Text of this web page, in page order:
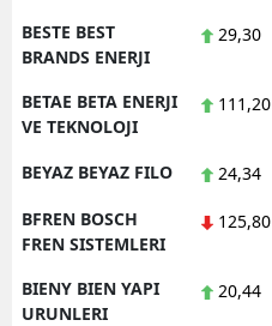
BESTE BEST
BRANDS ENERJI
29,30
BETAE BETA ENERJI
VE TEKNOLOJI
111,20
BEYAZ BEYAZ FILO 24,34
BFREN BOSCH
FREN SISTEMLERI
125,80
BIENY BIEN YAPI
URUNLERI
20,44